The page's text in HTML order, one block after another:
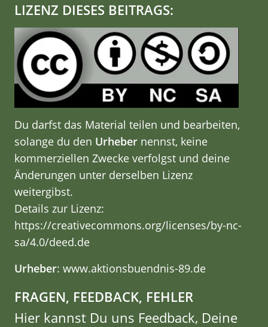
LIZENZ DIESES BEITRAGS:
Du darfst das Material teilen und bearbeiten,
solange du den Urheber nennst, keine
kommerziellen Zwecke verfolgst und deine
Änderungen unter derselben Lizenz
weitergibst.
Details zur Lizenz:
https://creativecommons.org/licenses/by-nc-
sa/4.0/deed.de
Urheber: www.aktionsbuendnis-89.de
FRAGEN, FEEDBACK, FEHLER
Hier kannst Du uns Feedback, Deine